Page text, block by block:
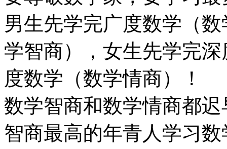
男生先学完广度数学（
学智商），女生先学完
度数学（数学情商）！
数学智商和数学情商都
智商最高的年青人学习